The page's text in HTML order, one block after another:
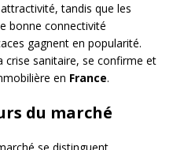
tandis que les
bonne connectivité
gagnent en popularité.
crise sanitaire, se confirme et
en France.
du marché